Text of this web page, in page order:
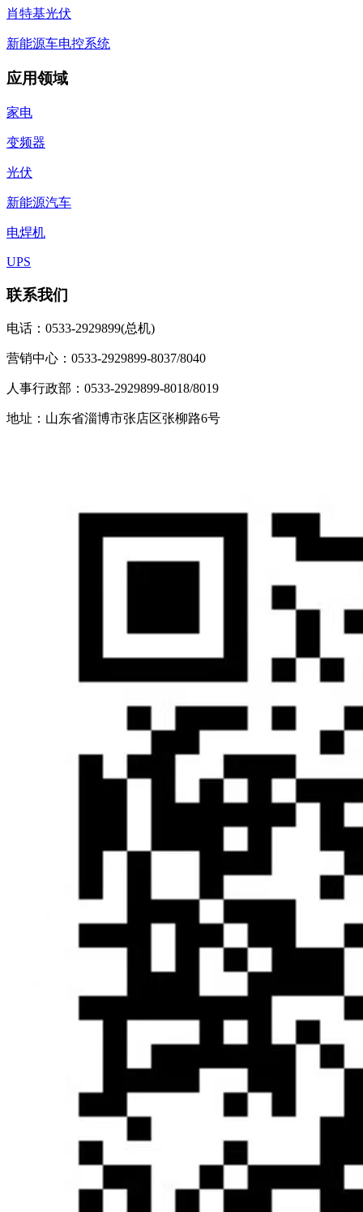
肖特基光伏
新能源车电控系统
应用领域
家电
变频器
光伏
新能源汽车
电焊机
UPS
联系我们
电话：0533-2929899(总机)
营销中心：0533-2929899-8037/8040
人事行政部：0533-2929899-8018/8019
地址：山东省淄博市张店区张柳路6号